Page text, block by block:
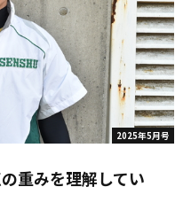
2025年5月号
重みを理解してい